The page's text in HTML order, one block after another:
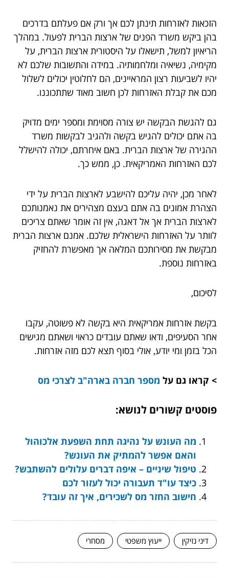
הזכאות לאזרחות תינתן לכם אך ורק אם פעלתם בדרכים
בהן ביקש משרד הפנים של ארצות הברית לפעול. במהלך
הריאיון למשל, תישאלו על היסטורית ארצות הברית, על
מקימיה, נשיאיה ומלחמותיה. במידה והתשובות שלכם לא
יהיו לשביעות רצון המראיינים, הם לחלוטין יכולים לשלול
מכם את קבלת האזרחות לכן חשוב מאוד שתתכוננו.
גם להגשת הבקשה יש צורה מסוימת ומספר ימים מדויק
בה אתם יכולים להגיש בקשה ולהגיב לבקשות משרד
ההגירה של ארצות הברית. באם איחרתם, יכולה להישלל
לכם האזרחות האמריקאית. כן, ממש כך.
לאחר מכן, יהיה עליכם להישבע לארצות הברית על ידי
הצהרת אמונים בה אתם בעצם מצהירים את נאמנותכם
לארצות הברית אך אל דאגה, אין זה אומר שאתם צריכים
לוותר על האזרחות הישראלית שלכם. אמנם ארצות הברית
מבקשת את מסירותכם המלאה אך מאפשרת להחזיק
באזרחות נוספת.
לסיכום,
בקשת אזרחות אמריקאית היא בקשה לא פשוטה, עקבו
אחר הסעיפים, ודאו שאתם עובדים כראוי ושאתם מגישים
הכל בזמן ומי יודע, אולי בסוף תצא לכם מזה אזרחות.
> קראו גם על מספר חברה בארה"ב לצרכי מס
פוסטים קשורים לנושא:
מה העונש על נהיגה תחת השפעת אלכוהול
והאם אפשר להמתיק את העונש?
טיפול שיניים – איפה דברים עלולים להשתבש?
כיצד עו"ד תעבורה יכול לעזור לכם
חישוב החזר מס לשכירים, איך זה עובד?
דיני נזיקין ייעוץ משפטי מסחרי